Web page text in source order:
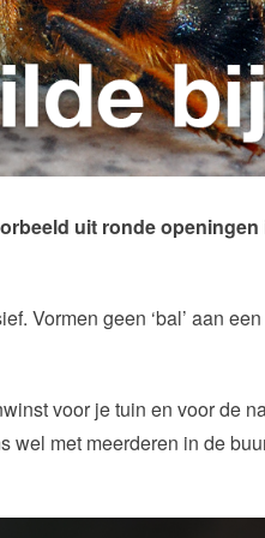
uit ronde
Vormen geen ‘bal’ aan
voor je tuin en voor de
met meerderen in de